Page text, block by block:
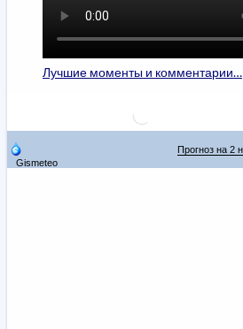
Лучшие моменты и комментарии…